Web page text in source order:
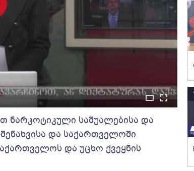
ნარკოტიკული საშუალებისა და
და საქართველოში
და უცხო ქვეყნის